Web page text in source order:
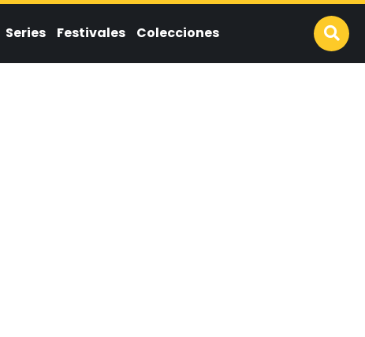
Series Festivales Colecciones